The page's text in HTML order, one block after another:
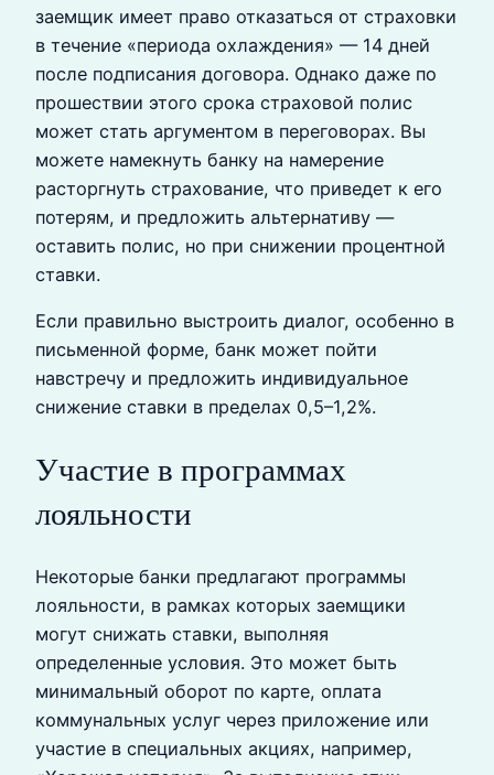
заемщик имеет право отказаться от страховки
в течение «периода охлаждения» — 14 дней
после подписания договора. Однако даже по
прошествии этого срока страховой полис
может стать аргументом в переговорах. Вы
можете намекнуть банку на намерение
расторгнуть страхование, что приведет к его
потерям, и предложить альтернативу —
оставить полис, но при снижении процентной
ставки.
Если правильно выстроить диалог, особенно в
письменной форме, банк может пойти
навстречу и предложить индивидуальное
снижение ставки в пределах 0,5–1,2%.
Участие в программах
лояльности
Некоторые банки предлагают программы
лояльности, в рамках которых заемщики
могут снижать ставки, выполняя
определенные условия. Это может быть
минимальный оборот по карте, оплата
коммунальных услуг через приложение или
участие в специальных акциях, например,